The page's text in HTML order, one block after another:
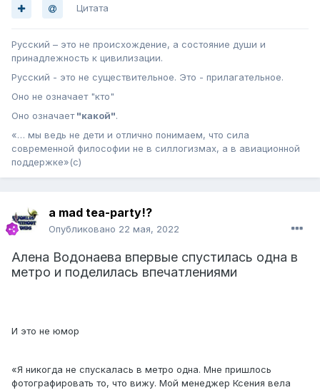
Цитата
Русский – это не происхождение, а состояние души и
принадлежность к цивилизации.
Русский - это не существительное. Это - прилагательное.
Оно не означает "кто"
Оно означает"какой".
«… мы ведь не дети и отлично понимаем, что сила
современной философии не в силлогизмах, а в авиационной
поддержке»(с)
a mad tea-party!?
Опубликовано 22 мая, 2022
Алена Водонаева впервые спустилась одна в
метро и поделилась впечатлениями
И это не юмор
«Я никогда не спускалась в метро одна. Мне пришлось
фотографировать то, что вижу. Мой менеджер Ксения вела